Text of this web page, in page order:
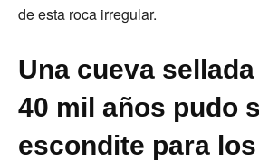
de esta roca irregular.
Una cueva
40 mil años pudo
escondite para